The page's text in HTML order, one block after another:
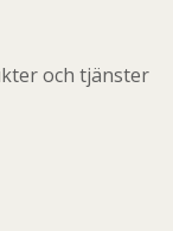
och tjänster